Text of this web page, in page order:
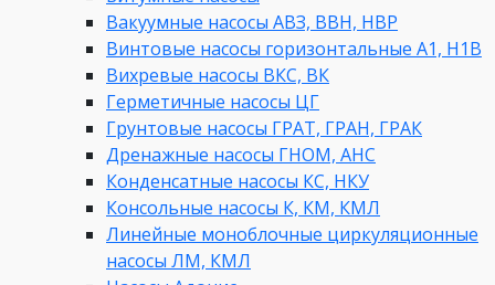
Вакуумные насосы АВЗ, ВВН, НВР
Винтовые насосы горизонтальные А1, Н1В
Вихревые насосы ВКС, ВК
Герметичные насосы ЦГ
Грунтовые насосы ГРАТ, ГРАН, ГРАК
Дренажные насосы ГНОМ, АНС
Конденсатные насосы КС, НКУ
Консольные насосы К, КМ, КМЛ
Линейные моноблочные циркуляционные
насосы ЛМ, КМЛ